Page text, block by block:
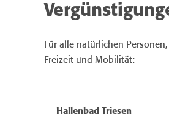
Für alle natürlichen
Freizeit und Mobilität:
Hallenbad Triesen